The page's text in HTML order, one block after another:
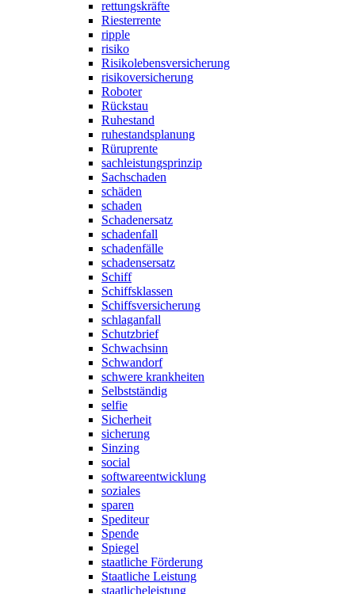
rettungskräfte
Riesterrente
ripple
risiko
Risikolebensversicherung
risikoversicherung
Roboter
Rückstau
Ruhestand
ruhestandsplanung
Rüruprente
sachleistungsprinzip
Sachschaden
schäden
schaden
Schadenersatz
schadenfall
schadenfälle
schadensersatz
Schiff
Schiffsklassen
Schiffsversicherung
schlaganfall
Schutzbrief
Schwachsinn
Schwandorf
schwere krankheiten
Selbstständig
selfie
Sicherheit
sicherung
Sinzing
social
softwareentwicklung
soziales
sparen
Spediteur
Spende
Spiegel
staatliche Förderung
Staatliche Leistung
staatlicheleistung